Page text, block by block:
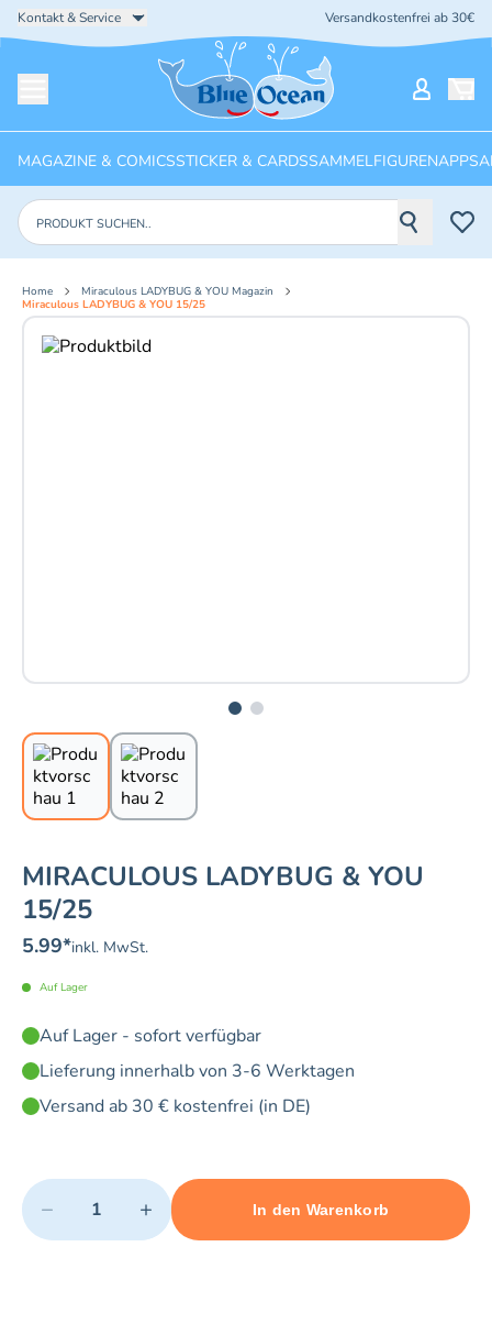
Kontakt & Service Versandkostenfrei ab 30€
Startseite
MAGAZINE & COMICSSTICKER & CARDSSAMMELFIGURENAPPS
Produkte suchen
Home
Miraculous LADYBUG & YOU Magazin
Miraculous LADYBUG & YOU 15/25
Aktuelles Bild: 1 von 2
MIRACULOUS LADYBUG & YOU
15/25
5.99*inkl. MwSt.
Auf Lager
Auf Lager - sofort verfügbar
Lieferung innerhalb von 3-6 Werktagen
Versand ab 30 € kostenfrei (in DE)
Quantity
− +
Minimum quantity: 1 Maximum quantity: 5
In den Warenkorb
Add 1 item to cart